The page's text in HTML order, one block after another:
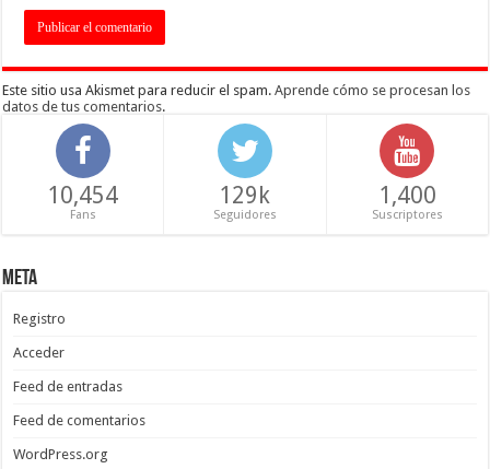
Este sitio usa Akismet para reducir el spam.Aprende cómo se procesan los
datos de tus comentarios.
10,454
Fans
129k
Seguidores
1,400
Suscriptores
Meta
Registro
Acceder
Feed de entradas
Feed de comentarios
WordPress.org